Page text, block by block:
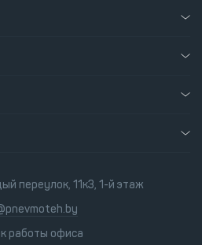
переулок, 11к3, 1-й этаж
работы офиса